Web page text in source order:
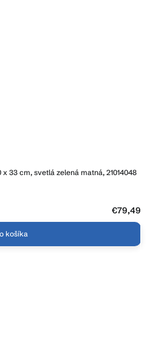
33 cm, svetlá zelená matná, 21014048
€79,49
košíka